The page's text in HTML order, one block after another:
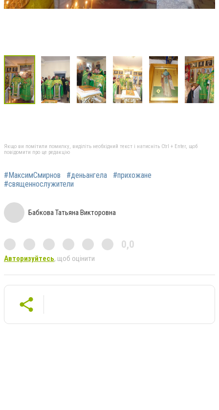
Якщо ви помітили помилку, виділіть необхідний текст і натисніть Ctrl + Enter, щоб
повідомити про це редакцію
#МаксимСмирнов #деньангела
#прихожане
#священнослужители
Бабкова Татьяна Викторовна
0,0
Авторизуйтесь, щоб оцінити